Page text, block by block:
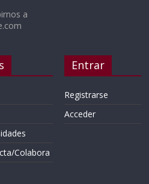
a
Colabora
Entrar
Registrarse
Acceder